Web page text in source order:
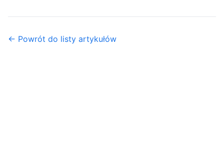
← Powrót do listy artykułów